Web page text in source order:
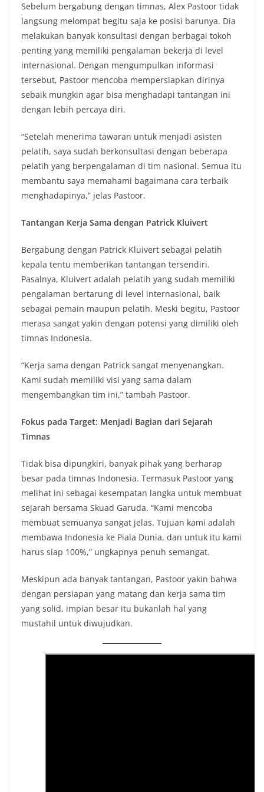
Sebelum bergabung dengan timnas, Alex Pastoor tidak
langsung melompat begitu saja ke posisi barunya. Dia
melakukan banyak konsultasi dengan berbagai tokoh
penting yang memiliki pengalaman bekerja di level
internasional. Dengan mengumpulkan informasi
tersebut, Pastoor mencoba mempersiapkan dirinya
sebaik mungkin agar bisa menghadapi tantangan ini
dengan lebih percaya diri.
“Setelah menerima tawaran untuk menjadi asisten
pelatih, saya sudah berkonsultasi dengan beberapa
pelatih yang berpengalaman di tim nasional. Semua itu
membantu saya memahami bagaimana cara terbaik
menghadapinya,” jelas Pastoor.
Tantangan Kerja Sama dengan Patrick Kluivert
Bergabung dengan Patrick Kluivert sebagai pelatih
kepala tentu memberikan tantangan tersendiri.
Pasalnya, Kluivert adalah pelatih yang sudah memiliki
pengalaman bertarung di level internasional, baik
sebagai pemain maupun pelatih. Meski begitu, Pastoor
merasa sangat yakin dengan potensi yang dimiliki oleh
timnas Indonesia.
“Kerja sama dengan Patrick sangat menyenangkan.
Kami sudah memiliki visi yang sama dalam
mengembangkan tim ini,” tambah Pastoor.
Fokus pada Target: Menjadi Bagian dari Sejarah
Timnas
Tidak bisa dipungkiri, banyak pihak yang berharap
besar pada timnas Indonesia. Termasuk Pastoor yang
melihat ini sebagai kesempatan langka untuk membuat
sejarah bersama Skuad Garuda. “Kami mencoba
membuat semuanya sangat jelas. Tujuan kami adalah
membawa Indonesia ke Piala Dunia, dan untuk itu kami
harus siap 100%,” ungkapnya penuh semangat.
Meskipun ada banyak tantangan, Pastoor yakin bahwa
dengan persiapan yang matang dan kerja sama tim
yang solid, impian besar itu bukanlah hal yang
mustahil untuk diwujudkan.